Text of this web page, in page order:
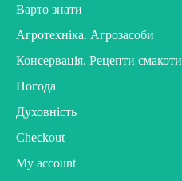
Варто знати
Агротехніка. Агрозасоби
Консервація. Рецепти смакоти
Погода
Духовність
Checkout
My account